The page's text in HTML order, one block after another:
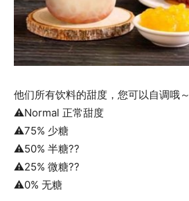
他们所有饮料的甜度，您可以自调哦～
⚠Normal 正常甜度
⚠75% 少糖
⚠50% 半糖??
⚠25% 微糖??
⚠0% 无糖